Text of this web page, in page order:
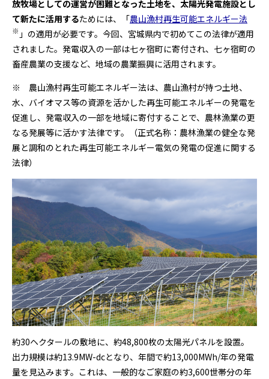
放牧場としての運営が困難となった土地を、太陽光発電施設とし
て新たに活用するためには、「農山漁村再生可能エネルギー法
※ 」の適用が必要です。今回、宮城県内で初めてこの法律が適用
されました。発電収入の一部は七ヶ宿町に寄付され、七ヶ宿町の
畜産農業の支援など、地域の農業振興に活用されます。
※ 農山漁村再生可能エネルギー法は、農山漁村が持つ土地、
水、バイオマス等の資源を活かした再生可能エネルギーの発電を
促進し、発電収入の一部を地域に寄付することで、農林漁業の更
なる発展等に活かす法律です。（正式名称：農林漁業の健全な発
展と調和のとれた再生可能エネルギー電気の発電の促進に関する
法律）
約30ヘクタールの敷地に、約48,800枚の太陽光パネルを設置。
出力規模は約13.9MW-dcとなり、年間で約13,000MWh/年の発電
量を見込みます。これは、一般的なご家庭の約3,600世帯分の年